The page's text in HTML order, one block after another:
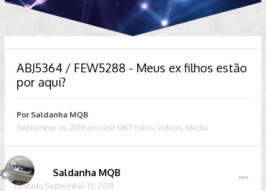
ABJ5364 / FEW5288 - Meus ex filhos estão
por aqui?
Por Saldanha MQB
September 16, 2019 em Golf MK7 Fotos, Videos, Media
Saldanha MQB
Postado September 16, 2019